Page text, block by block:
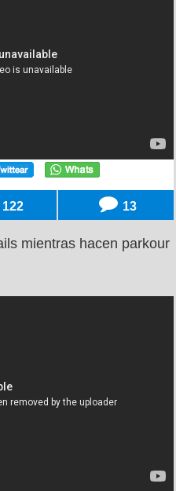
122 13
mientras hacen parkour